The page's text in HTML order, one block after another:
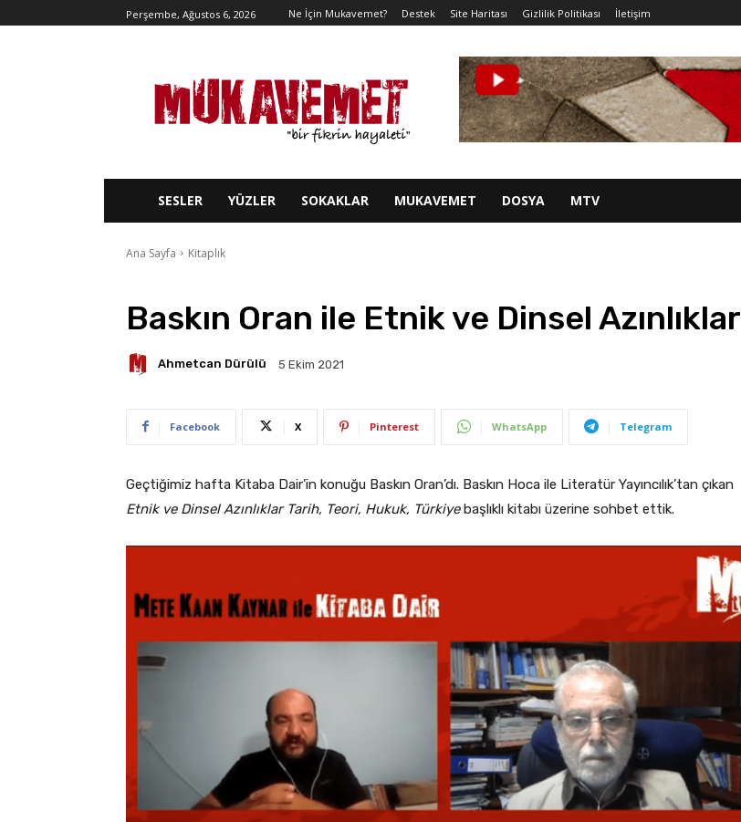
Perşembe, Ağustos 6, 2026 Ne İçin Mukavemet? Destek Site Haritası Gizlilik Politikası İletişim
SESLER YÜZLER SOKAKLAR MUKAVEMET DOSYA MTV
Ana Sayfa Kitaplık
Baskın Oran ile Etnik ve Dinsel Azınlıklar
Ahmetcan Dürülü 5 Ekim 2021
Facebook X Pinterest WhatsApp Telegram
Geçtiğimiz hafta Kitaba Dair’in konuğu Baskın Oran’dı. Baskın Hoca ile Literatür Yayıncılık’tan çıkan
Etnik ve Dinsel Azınlıklar Tarih, Teori, Hukuk, Türkiyebaşlıklı kitabı üzerine sohbet ettik.